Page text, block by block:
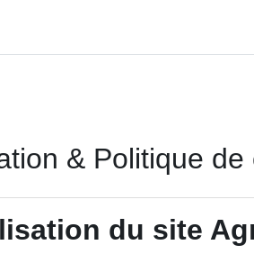
& Politique
n du site